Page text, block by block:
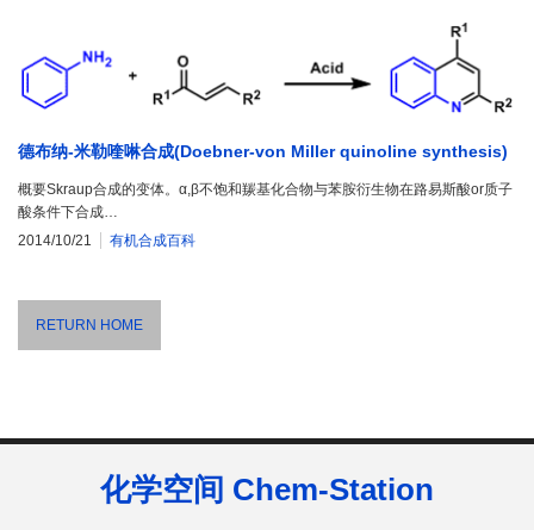
德布纳-米勒喹啉合成(Doebner-von Miller quinoline synthesis)
概要Skraup合成的变体。α,β不饱和羰基化合物与苯胺衍生物在路易斯酸or质子
酸条件下合成…
2014/10/21
有机合成百科
RETURN HOME
化学空间 Chem-Station